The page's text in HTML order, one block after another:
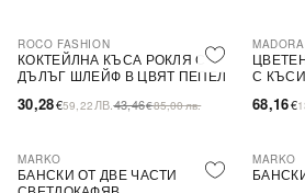
-30%
ROCO FASHION
КОКТЕЙЛНА КЪСА РОКЛЯ С
ДЪЛЪГ ШЛЕЙФ В ЦВЯТ ПЕПЕЛ
30,28€59,22 ЛВ.43,46€85,00лв.
MADORA
С
68,16€
MARKO
БАНСКИ ОТ ДВЕ ЧАСТИ
MARKO